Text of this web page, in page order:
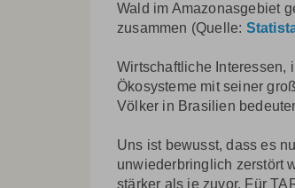
Wald im Amazonasgebiet
zusammen (Quelle:
Wirtschaftliche Interessen,
Ökosysteme mit seiner
Völker in Brasilien
Uns ist bewusst, dass es
unwiederbringlich zerstört
stärker als je zuvor. Für